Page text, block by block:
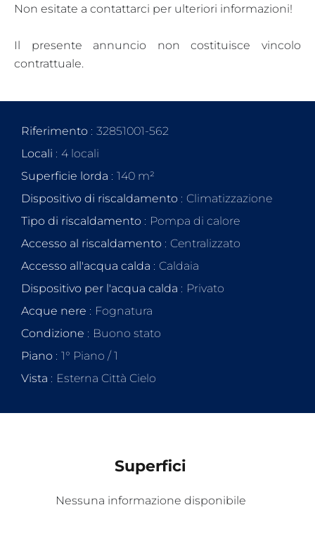
Non esitate a contattarci per ulteriori informazioni!
Il presente annuncio non costituisce vincolo
contrattuale.
Riferimento
32851001-562
Locali
4 locali
Superficie lorda
140 m²
Dispositivo di riscaldamento
Climatizzazione
Tipo di riscaldamento
Pompa di calore
Accesso al riscaldamento
Centralizzato
Accesso all'acqua calda
Caldaia
Dispositivo per l'acqua calda
Privato
Acque nere
Fognatura
Condizione
Buono stato
Piano
1° Piano / 1
Vista
Esterna Città Cielo
Superfici
Nessuna informazione disponibile